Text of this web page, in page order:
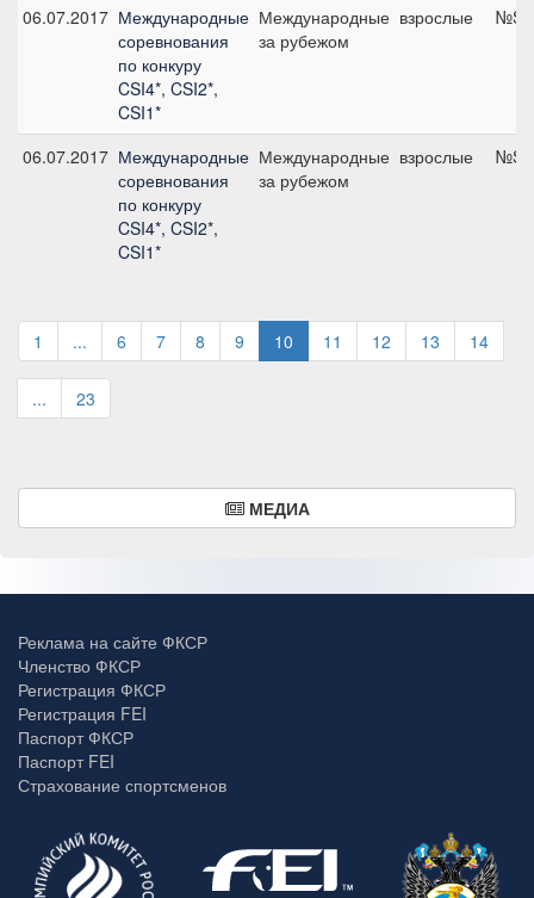
06.07.2017 Международные
соревнования
по конкуру
CSI4*, CSI2*,
CSI1*
Международные
за рубежом
взрослые
06.07.2017 Международные
соревнования
по конкуру
CSI4*, CSI2*,
CSI1*
Международные
за рубежом
взрослые
1 ... 6 7 8 9 10 11 12 13 14
... 23
МЕДИА
Реклама на сайте ФКСР
Членство ФКСР
Регистрация ФКСР
Регистрация FEI
Паспорт ФКСР
Паспорт FEI
Страхование спортсменов